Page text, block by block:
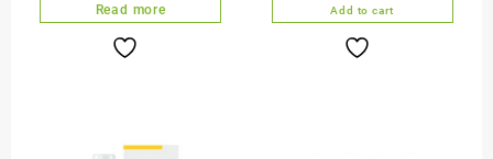
Read more Add to cart